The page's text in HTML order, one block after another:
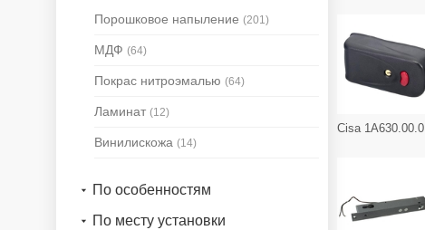
Порошковое напыление (201)
МДФ (64)
Покрас нитроэмалью (64)
Ламинат (12)
Винилискожа (14)
По особенностям
По месту установки
Cisa 1A630.00.0